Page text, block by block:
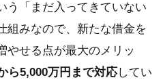
う「まだ入ってきていない
組みなので、新たな借金を
やせる点が最大のメリッ
ら5,000万円まで対応してい